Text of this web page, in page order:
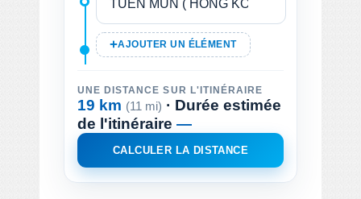
AJOUTER UN ÉLÉMENT
UNE DISTANCE SUR L'ITINÉRAIRE
19 km (11 mi) · Durée estimée
de l'itinéraire —
CALCULER LA DISTANCE